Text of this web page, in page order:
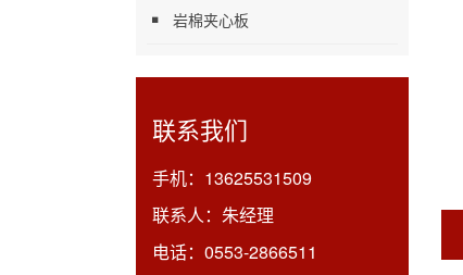
岩棉夹心板
联系我们
手机： 13625531509
联系人： 朱经理
电话： 0553-2866511